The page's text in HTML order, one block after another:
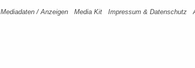
Mediadaten / Anzeigen Media Kit Impressum & Datenschutz